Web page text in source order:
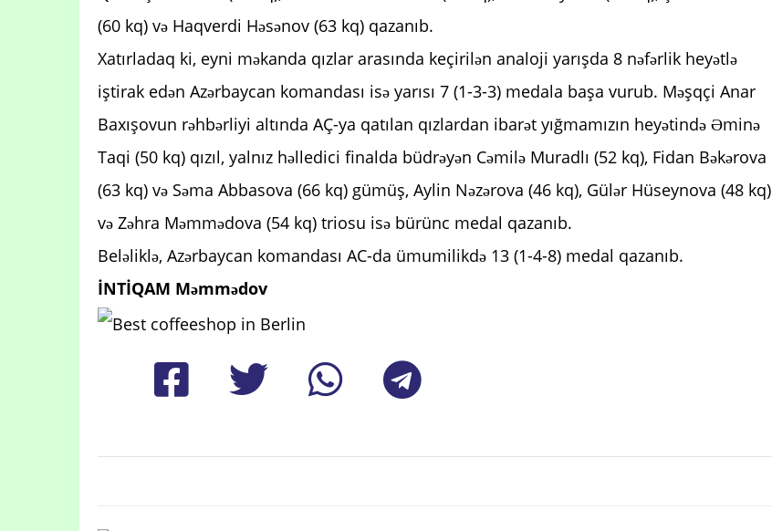
(60 kq) və Haqverdi Həsənov (63 kq) qazanıb.
Xatırladaq ki, eyni məkanda qızlar arasında keçirilən analoji yarışda 8 nəfərlik heyətlə
iştirak edən Azərbaycan komandası isə yarısı 7 (1-3-3) medala başa vurub. Məşqçi Anar
Baxışovun rəhbərliyi altında AÇ-ya qatılan qızlardan ibarət yığmamızın heyətində Əminə
Taqi (50 kq) qızıl, yalnız həlledici finalda büdrəyən Cəmilə Muradlı (52 kq), Fidan Bəkərova
(63 kq) və Səma Abbasova (66 kq) gümüş, Aylin Nəzərova (46 kq), Gülər Hüseynova (48 kq)
və Zəhra Məmmədova (54 kq) triosu isə bürünc medal qazanıb.
Beləliklə, Azərbaycan komandası AC-da ümumilikdə 13 (1-4-8) medal qazanıb.
İNTİQAM Məmmədov